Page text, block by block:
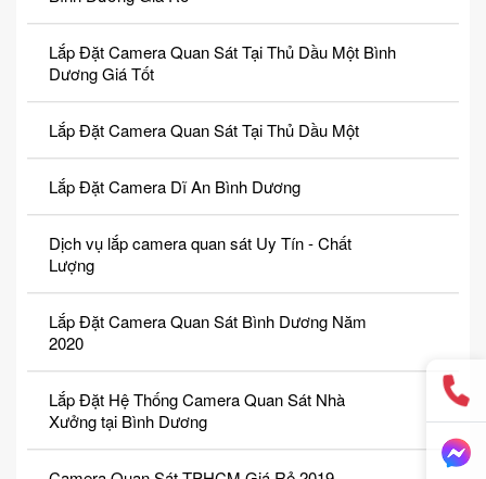
Lắp Đặt Camera Quan Sát Tại Thủ Dầu Một Bình
Dương Giá Tốt
Lắp Đặt Camera Quan Sát Tại Thủ Dầu Một
Lắp Đặt Camera Dĩ An Bình Dương
Dịch vụ lắp camera quan sát Uy Tín - Chất
Lượng
Lắp Đặt Camera Quan Sát Bình Dương Năm
2020
Lắp Đặt Hệ Thống Camera Quan Sát Nhà
Xưởng tại Bình Dương